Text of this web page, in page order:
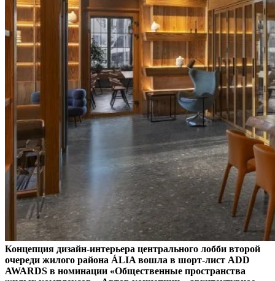
Концепция дизайн-интерьера центрального лобби второй
очереди жилого района ÁLIA вошла в шорт-лист ADD
AWARDS в номинации «Общественные пространства